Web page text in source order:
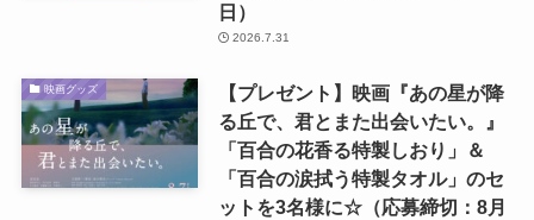
日）
2026.7.31
映画グッズ
【プレゼント】映画『あの星が降
る丘で、君とまた出会いたい。』
「百合の花香る特製しおり」＆
「百合の涙拭う特製タオル」のセ
ットを3名様に☆（応募締切：8月